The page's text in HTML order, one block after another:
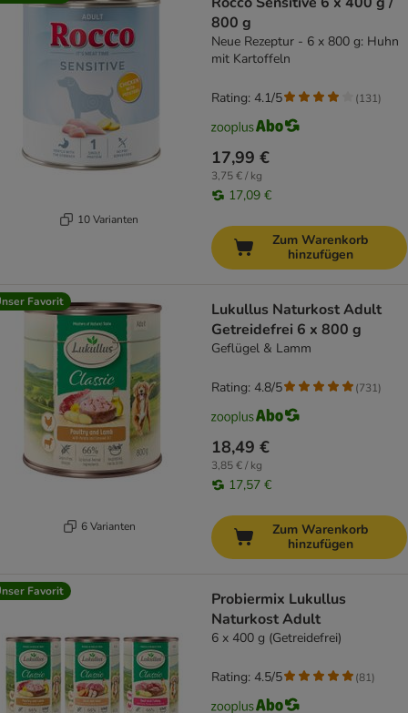
10 Varianten
800 g
Neue Rezeptur - 6 x 800 g: Huhn
mit Kartoffeln
17,99 €
3,75 € / kg
17,09 €
Rating: 4.1/5 (131)
Zum Warenkorb
hinzufügen
Favorit
6 Varianten
Lukullus Naturkost Adult
Getreidefrei 6 x 800 g
Geflügel & Lamm
18,49 €
3,85 € / kg
17,57 €
Rating: 4.8/5 (731)
Zum Warenkorb
hinzufügen
Favorit
Probiermix Lukullus
Naturkost Adult
6 x 400 g (Getreidefrei)
Rating: 4.5/5 (81)